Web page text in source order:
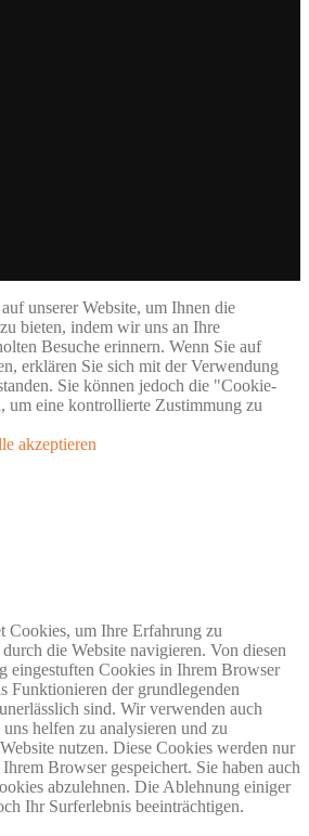
unserer Website, um Ihnen die
bieten, indem wir uns an Ihre
Besuche erinnern. Wenn Sie auf
erklären Sie sich mit der Verwendung
Sie können jedoch die "Cookie-
um eine kontrollierte Zustimmung zu
akzeptieren
Cookies, um Ihre Erfahrung zu
die Website navigieren. Von diesen
eingestuften Cookies in Ihrem Browser
Funktionieren der grundlegenden
sind. Wir verwenden auch
helfen zu analysieren und zu
nutzen. Diese Cookies werden nur
Browser gespeichert. Sie haben auch
abzulehnen. Die Ablehnung einiger
Ihr Surferlebnis beeinträchtigen.